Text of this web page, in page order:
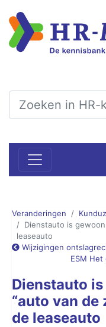
Veranderingen
Dienstauto is
leaseauto
Wijzigingen
ESM
Dienstauto
“auto van de
de leaseauto